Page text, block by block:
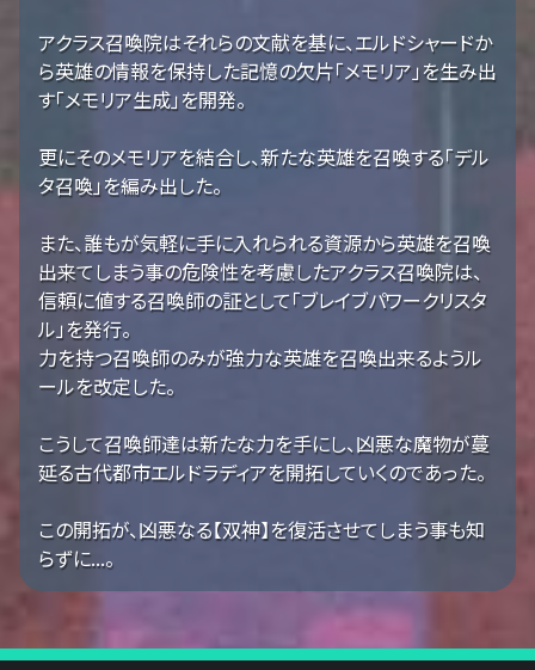
アクラス召喚院はそれらの文献を基に、エルドシャードか
ら英雄の情報を保持した記憶の欠片「メモリア」を生み出
す「メモリア生成」を開発。
更にそのメモリアを結合し、新たな英雄を召喚する「デル
タ召喚」を編み出した。
また、誰もが気軽に手に入れられる資源から英雄を召喚
出来てしまう事の危険性を考慮したアクラス召喚院は、
信頼に値する召喚師の証として「ブレイブパワークリスタ
ル」を発行。
力を持つ召喚師のみが強力な英雄を召喚出来るようル
ールを改定した。
こうして召喚師達は新たな力を手にし、凶悪な魔物が蔓
延る古代都市エルドラディアを開拓していくのであった。
この開拓が、凶悪なる【双神】を復活させてしまう事も知
らずに...。